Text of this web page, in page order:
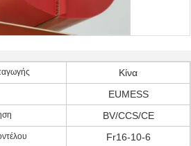
Κίνα
EUMESS
BV/CCS/CE
Fr16-10-6